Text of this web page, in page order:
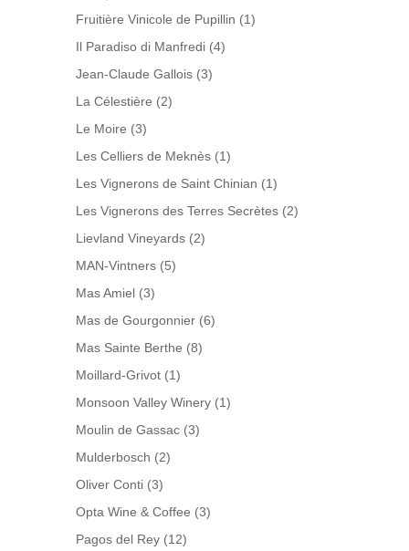
Fruitière Vinicole de Pupillin (1)
Il Paradiso di Manfredi (4)
Jean-Claude Gallois (3)
La Célestière (2)
Le Moire (3)
Les Celliers de Meknès (1)
Les Vignerons de Saint Chinian (1)
Les Vignerons des Terres Secrètes (2)
Lievland Vineyards (2)
MAN-Vintners (5)
Mas Amiel (3)
Mas de Gourgonnier (6)
Mas Sainte Berthe (8)
Moillard-Grivot (1)
Monsoon Valley Winery (1)
Moulin de Gassac (3)
Mulderbosch (2)
Oliver Conti (3)
Opta Wine & Coffee (3)
Pagos del Rey (12)